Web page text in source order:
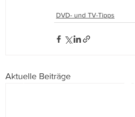
DVD- und TV-Tipps
Aktuelle Beiträge
Impressum IDatenschutz